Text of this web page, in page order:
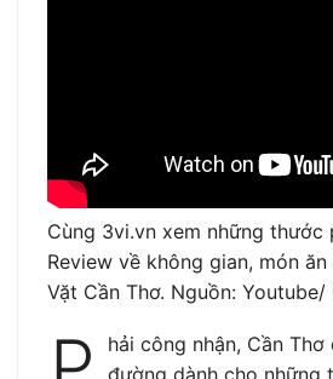
Cùng 3vi.vn xem những thước
Review về không gian, món
Vặt Cần Thơ. Nguồn: Youtube/
hải công nhận, Cần Thơ
đường dành cho những